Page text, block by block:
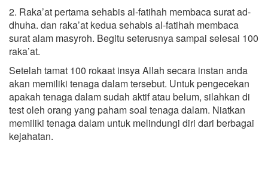
2. Raka’at pertama sehabis al-fatihah membaca surat ad-
dhuha. dan raka’at kedua sehabis al-fatihah membaca
surat alam masyroh. Begitu seterusnya sampai selesai 100
raka’at.
Setelah tamat 100 rokaat insya Allah secara instan anda
akan memiliki tenaga dalam tersebut. Untuk pengecekan
apakah tenaga dalam sudah aktif atau belum, silahkan di
test oleh orang yang paham soal tenaga dalam. Niatkan
memiliki tenaga dalam untuk melindungi diri dari berbagai
kejahatan.